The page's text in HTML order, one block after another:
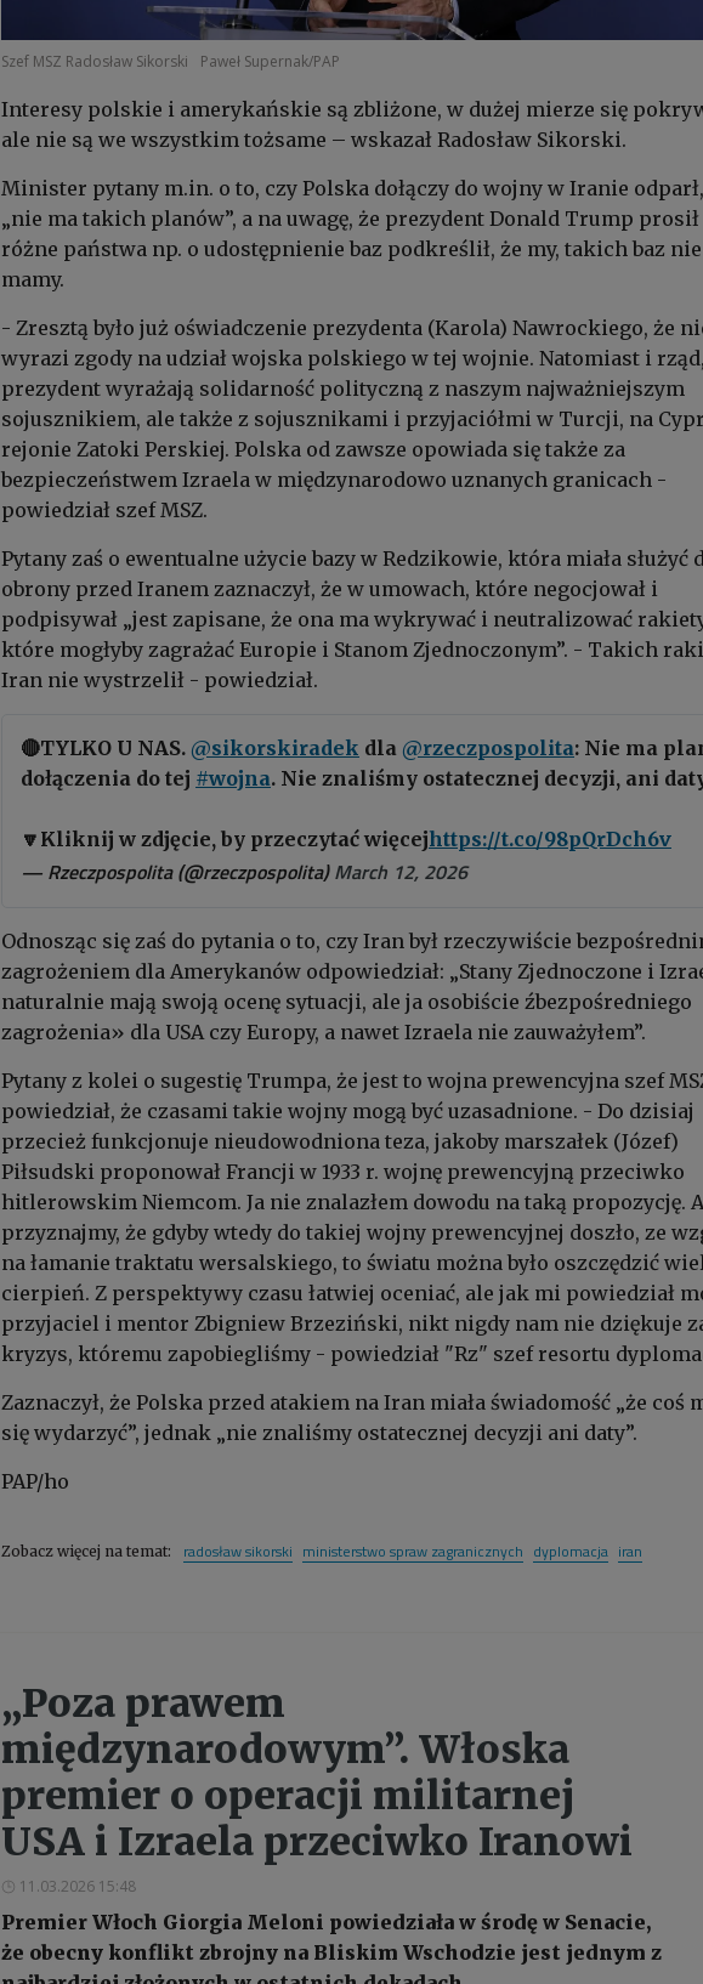
Szef MSZ Radosław Sikorski Paweł Supernak/PAP
Interesy polskie i amerykańskie są zbliżone, w dużej mierze się
ale nie są we wszystkim tożsame – wskazał Radosław Sikorski.
Minister pytany m.in. o to, czy Polska dołączy do wojny w Iranie
„nie ma takich planów”, a na uwagę, że prezydent Donald Trump prosił
różne państwa np. o udostępnienie baz podkreślił, że my, takich baz nie
mamy.
- Zresztą było już oświadczenie prezydenta (Karola) Nawrockiego, że
wyrazi zgody na udział wojska polskiego w tej wojnie. Natomiast i
prezydent wyrażają solidarność polityczną z naszym najważniejszym
sojusznikiem, ale także z sojusznikami i przyjaciółmi w Turcji, na
rejonie Zatoki Perskiej. Polska od zawsze opowiada się także za
bezpieczeństwem Izraela w międzynarodowo uznanych granicach -
powiedział szef MSZ.
Pytany zaś o ewentualne użycie bazy w Redzikowie, która miała służyć
obrony przed Iranem zaznaczył, że w umowach, które negocjował i
podpisywał „jest zapisane, że ona ma wykrywać i neutralizować
które mogłyby zagrażać Europie i Stanom Zjednoczonym”. - Takich
Iran nie wystrzelił - powiedział.
🔴TYLKO U NAS. @sikorskiradek dla @rzeczpospolita: Nie ma
dołączenia do tej #wojna. Nie znaliśmy ostatecznej decyzji, ani
🔽Kliknij w zdjęcie, by przeczytać więcejhttps://t.co/98pQrDch6v
— Rzeczpospolita (@rzeczpospolita)March 12, 2026
Odnosząc się zaś do pytania o to, czy Iran był rzeczywiście
zagrożeniem dla Amerykanów odpowiedział: „Stany Zjednoczone i
naturalnie mają swoją ocenę sytuacji, ale ja osobiście źbezpośredniego
zagrożenia» dla USA czy Europy, a nawet Izraela nie zauważyłem”.
Pytany z kolei o sugestię Trumpa, że jest to wojna prewencyjna szef
powiedział, że czasami takie wojny mogą być uzasadnione. - Do dzisiaj
przecież funkcjonuje nieudowodniona teza, jakoby marszałek (Józef)
Piłsudski proponował Francji w 1933 r. wojnę prewencyjną przeciwko
hitlerowskim Niemcom. Ja nie znalazłem dowodu na taką propozycję.
przyznajmy, że gdyby wtedy do takiej wojny prewencyjnej doszło, ze
na łamanie traktatu wersalskiego, to światu można było oszczędzić
cierpień. Z perspektywy czasu łatwiej oceniać, ale jak mi powiedział
przyjaciel i mentor Zbigniew Brzeziński, nikt nigdy nam nie dziękuje
kryzys, któremu zapobiegliśmy - powiedział "Rz" szef resortu
Zaznaczył, że Polska przed atakiem na Iran miała świadomość „że coś
się wydarzyć”, jednak „nie znaliśmy ostatecznej decyzji ani daty”.
PAP/ho
Zobacz więcej na temat: radosław sikorski ministerstwo spraw zagranicznych dyplomacja iran
„Poza prawem
międzynarodowym”. Włoska
premier o operacji militarnej
USA i Izraela przeciwko Iranowi
11.03.2026 15:48
Premier Włoch Giorgia Meloni powiedziała w środę w Senacie,
że obecny konflikt zbrojny na Bliskim Wschodzie jest jednym z